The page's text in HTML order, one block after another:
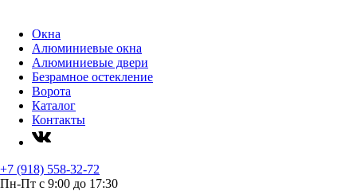
Окна
Алюминиевые окна
Алюминиевые двери
Безрамное остекление
Ворота
Каталог
Контакты
+7 (918) 558-32-72
Пн-Пт с 9:00 до 17:30